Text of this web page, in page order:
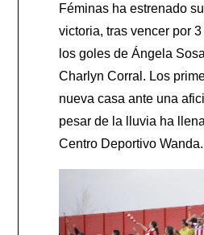
Féminas ha estrenado
victoria, tras vencer por
los goles de Ángela
Charlyn Corral. Los
nueva casa ante una
pesar de la lluvia ha
Centro Deportivo Wanda.